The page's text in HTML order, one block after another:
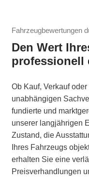
Fahrzeugbewertungen
Den Wert
professionell
Ob Kauf, Verkauf
unabhängigen
fundierte und
unserer langjährigen
Zustand, die
Ihres Fahrzeugs
erhalten Sie eine
Preisverhandlungen